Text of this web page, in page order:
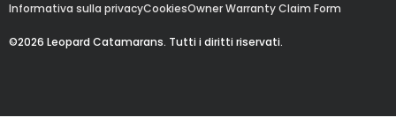
Informativa sulla privacyCookiesOwner Warranty Claim Form
©2026 Leopard Catamarans. Tutti i diritti riservati.